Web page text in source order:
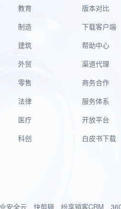
教育
制造
建筑
外贸
零售
法律
医疗
科创
版本对比
下载客户端
帮助中心
渠道代理
商务合作
服务体系
开放平台
白皮书下载
安全云 快剪辑 纷享销客CRM